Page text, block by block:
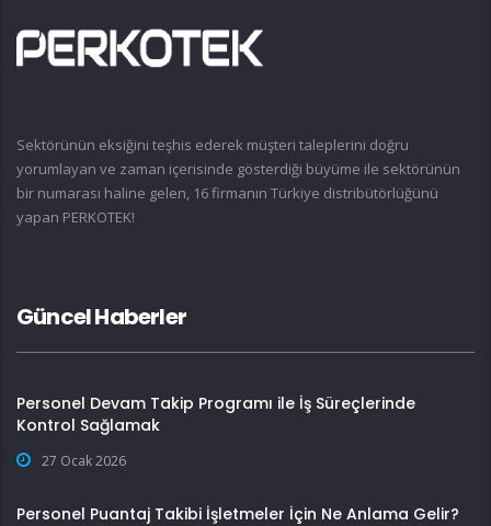
Sektörünün eksiğini teşhis ederek müşteri taleplerini doğru
yorumlayan ve zaman içerisinde gösterdiği büyüme ile sektörünün
bir numarası haline gelen, 16 firmanın Türkiye distribütörlüğünü
yapan PERKOTEK!
Güncel Haberler
Personel Devam Takip Programı ile İş Süreçlerinde
Kontrol Sağlamak
27 Ocak 2026
Personel Puantaj Takibi İşletmeler İçin Ne Anlama Gelir?